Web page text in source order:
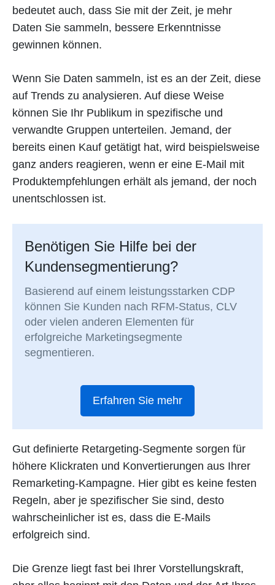
bedeutet auch, dass Sie mit der Zeit, je mehr
Daten Sie sammeln, bessere Erkenntnisse
gewinnen können.
Wenn Sie Daten sammeln, ist es an der Zeit, diese
auf Trends zu analysieren. Auf diese Weise
können Sie Ihr Publikum in spezifische und
verwandte Gruppen unterteilen. Jemand, der
bereits einen Kauf getätigt hat, wird beispielsweise
ganz anders reagieren, wenn er eine E-Mail mit
Produktempfehlungen erhält als jemand, der noch
unentschlossen ist.
Benötigen Sie Hilfe bei der
Kundensegmentierung?
Basierend auf einem leistungsstarken CDP
können Sie Kunden nach RFM-Status, CLV
oder vielen anderen Elementen für
erfolgreiche Marketingsegmente
segmentieren.
Erfahren Sie mehr
Gut definierte Retargeting-Segmente sorgen für
höhere Klickraten und Konvertierungen aus Ihrer
Remarketing-Kampagne. Hier gibt es keine festen
Regeln, aber je spezifischer Sie sind, desto
wahrscheinlicher ist es, dass die E-Mails
erfolgreich sind.
Die Grenze liegt fast bei Ihrer Vorstellungskraft,